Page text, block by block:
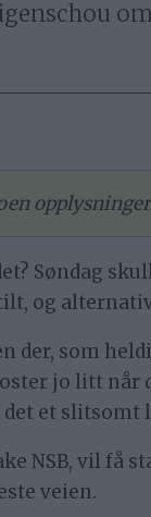
Søndag
og
der, som
jo litt når
et slitsomt
NSB, vil få
veien.